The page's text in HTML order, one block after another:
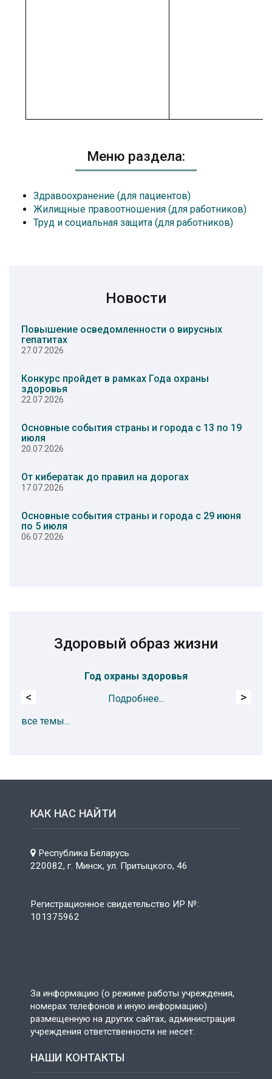
Меню раздела:
Здравоохранение (для пациентов)
Жилищные правоотношения (для работников)
Труд и социальная защита (для работников)
Новости
Повышение осведомленности о вирусных
гепатитах
27.07.2026
Конкурс пройдет в рамках Года охраны
здоровья
22.07.2026
Основные события страны и города с 13 по 19
июля
20.07.2026
От кибератак до правил на дорогах
17.07.2026
Основные события страны и города с 29 июня
по 5 июля
06.07.2026
Здоровый образ жизни
Год охраны здоровья
Подробнее...
< >
все темы...
КАК НАС НАЙТИ
Республика Беларусь
220082, г. Минск, ул. Притыцкого, 46
Регистрационное свидетельство ИР №:
101375962
За информацию (о режиме работы учреждения,
номерах телефонов и иную информацию)
размещенную на других сайтах, администрация
учреждения ответственности не несет.
НАШИ КОНТАКТЫ